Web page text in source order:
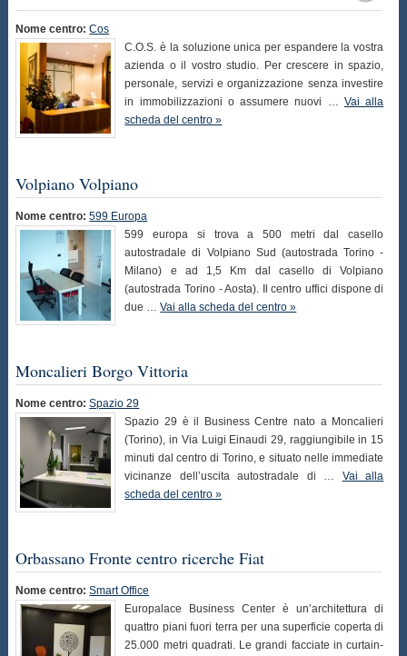
Nome centro: Cos
C.O.S. è la soluzione unica per espandere la vostra
azienda o il vostro studio. Per crescere in spazio,
personale, servizi e organizzazione senza investire
in immobilizzazioni o assumere nuovi … Vai alla
scheda del centro »
Volpiano Volpiano
Nome centro: 599 Europa
599 europa si trova a 500 metri dal casello
autostradale di Volpiano Sud (autostrada Torino -
Milano) e ad 1,5 Km dal casello di Volpiano
(autostrada Torino - Aosta). Il centro uffici dispone di
due …Vai alla scheda del centro »
Moncalieri Borgo Vittoria
Nome centro: Spazio 29
Spazio 29 è il Business Centre nato a Moncalieri
(Torino), in Via Luigi Einaudi 29, raggiungibile in 15
minuti dal centro di Torino, e situato nelle immediate
vicinanze dell’uscita autostradale di … Vai alla
scheda del centro »
Orbassano Fronte centro ricerche Fiat
Nome centro: Smart Office
Europalace Business Center è un’architettura di
quattro piani fuori terra per una superficie coperta di
25.000 metri quadrati. Le grandi facciate in curtain-